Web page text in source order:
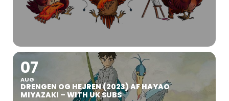
07
AUG
DRENGEN OG HEJREN (2023) AF HAYAO
MIYAZAKI – WITH UK SUBS